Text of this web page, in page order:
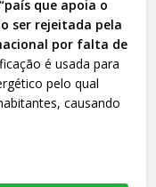
que apoia o
ser rejeitada pela
por falta de
é usada para
pelo qual
causando